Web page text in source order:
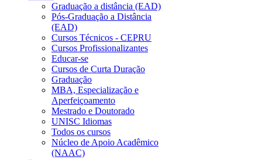
Graduação a distância (EAD)
Pós-Graduação a Distância
(EAD)
Cursos Técnicos - CEPRU
Cursos Profissionalizantes
Educar-se
Cursos de Curta Duração
Graduação
MBA, Especialização e
Aperfeiçoamento
Mestrado e Doutorado
UNISC Idiomas
Todos os cursos
Núcleo de Apoio Acadêmico
(NAAC)